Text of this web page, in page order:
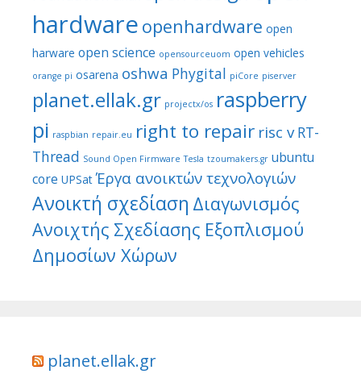
hardware openhardware open
harware open science opensourceuom open vehicles
orange pi osarena oshwa Phygital piCore piserver
planet.ellak.gr projectx/os raspberry
pi raspbian repair.eu right to repair risc v RT-
Thread Sound Open Firmware Tesla tzoumakers.gr ubuntu
core UPSat Έργα ανοικτών τεχνολογιών
Ανοικτή σχεδίαση Διαγωνισμός
Ανοιχτής Σχεδίασης Εξοπλισμού
Δημοσίων Χώρων
planet.ellak.gr